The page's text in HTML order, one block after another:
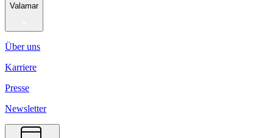
Valamar
Über uns
Karriere
Presse
Newsletter